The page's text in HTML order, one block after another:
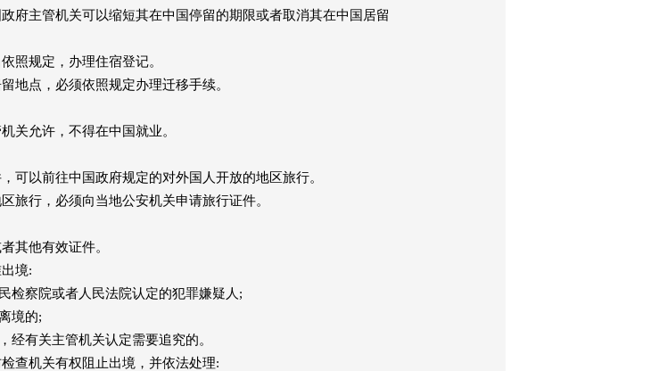
府主管机关可以缩短其在中国停留的期限或者取消其在中国居留
照规定，办理住宿登记。
地点，必须依照规定办理迁移手续。
关允许，不得在中国就业。
以前往中国政府规定的对外国人开放的地区旅行。
行，必须向当地公安机关申请旅行证件。
其他有效证件。
境:
察院或者人民法院认定的犯罪嫌疑人;
境的;
有关主管机关认定需要追究的。
查机关有权阻止出境，并依法处理: